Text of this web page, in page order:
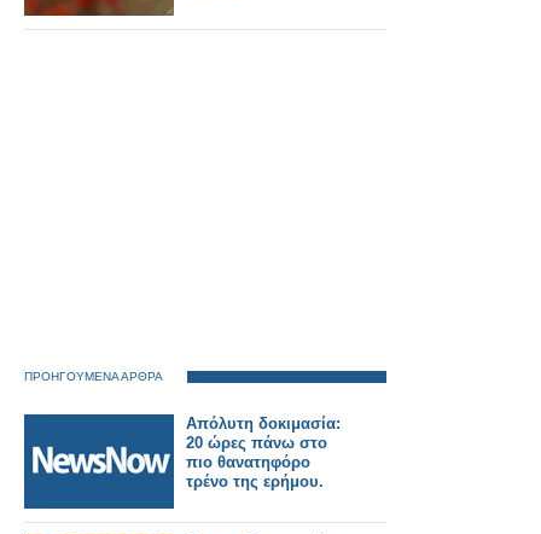
ΠΡΟΗΓΟΥΜΕΝΑ ΑΡΘΡΑ
Απόλυτη δοκιμασία:
20 ώρες πάνω στο
πιο θανατηφόρο
τρένο της ερήμου.